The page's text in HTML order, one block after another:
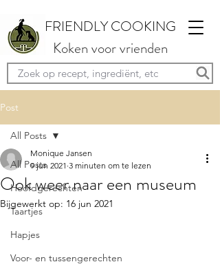
FRIENDLY COOKING
Koken voor vrienden
Post
All Posts
Hoofdgerechten
Taartjes
Hapjes
Voor- en tussengerechten
All Posts
Ook weer naar een museum
Monique Jansen
9 jun 2021 3 minuten om te lezen
Bijgewerkt op: 16 jun 2021